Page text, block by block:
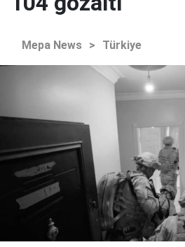
Mepa News > Türkiye